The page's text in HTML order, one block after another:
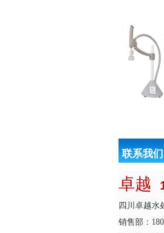
联系我们
卓越
四川卓越水
销售部：